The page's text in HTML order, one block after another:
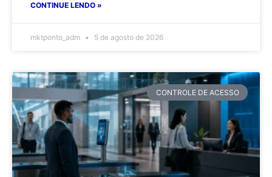
CONTINUE LENDO »
mktponto_adm 5 de agosto de 2026
CONTROLE DE ACESSO